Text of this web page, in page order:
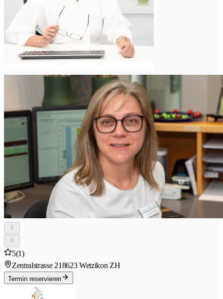
5(1)
Zentralstrasse 218623 Wetzikon ZH
Termin reservieren